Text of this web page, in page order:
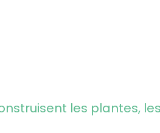
les plantes,